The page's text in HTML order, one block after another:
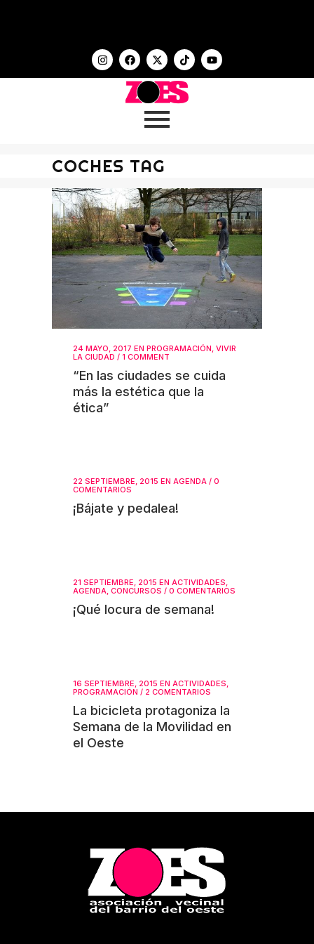
COCHES TAG
24 MAYO, 2017 EN PROGRAMACIÓN, VIVIR
LA CIUDAD / 1 COMMENT
“En las ciudades se cuida
más la estética que la
ética”
22 SEPTIEMBRE, 2015 EN AGENDA / 0
COMENTARIOS
¡Bájate y pedalea!
21 SEPTIEMBRE, 2015 EN ACTIVIDADES,
AGENDA, CONCURSOS / 0 COMENTARIOS
¡Qué locura de semana!
16 SEPTIEMBRE, 2015 EN ACTIVIDADES,
PROGRAMACIÓN / 2 COMENTARIOS
La bicicleta protagoniza la
Semana de la Movilidad en
el Oeste